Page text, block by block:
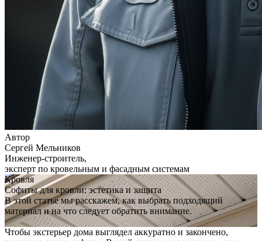
Автор
Сергей Мельников
Инженер-строитель,
эксперт по кровельным и фасадным системам
Кровля
Софиты для кровли: эстетика и защита
В этой статье мы расскажем, как выбрать подходящий
материал и на что следует обратить внимание.
Чтобы экстерьер дома выглядел аккуратно и закончено,